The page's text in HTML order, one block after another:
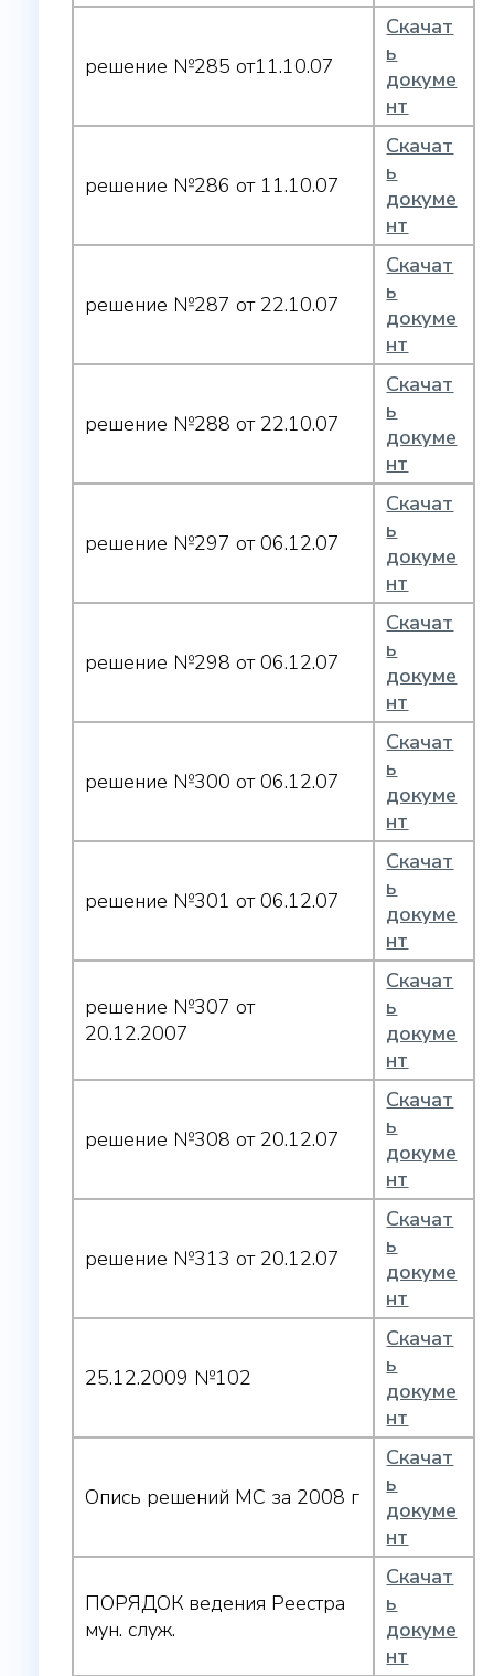
решение №285 от11.10.07
Скачат
ь
докуме
нт
решение №286 от 11.10.07
Скачат
ь
докуме
нт
решение №287 от 22.10.07
Скачат
ь
докуме
нт
решение №288 от 22.10.07
Скачат
ь
докуме
нт
решение №297 от 06.12.07
Скачат
ь
докуме
нт
решение №298 от 06.12.07
Скачат
ь
докуме
нт
решение №300 от 06.12.07
Скачат
ь
докуме
нт
решение №301 от 06.12.07
Скачат
ь
докуме
нт
решение №307 от
20.12.2007
Скачат
ь
докуме
нт
решение №308 от 20.12.07
Скачат
ь
докуме
нт
решение №313 от 20.12.07
Скачат
ь
докуме
нт
25.12.2009 №102
Скачат
ь
докуме
нт
Опись решений МС за 2008 г
Скачат
ь
докуме
нт
ПОРЯДОК ведения Реестра
мун. служ.
Скачат
ь
докуме
нт